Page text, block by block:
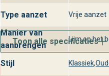
Type aanzet Vrije aanzet
Manier van
aanbrengen
Lijm op het
Stijl Klassiek,
Toon alle specificaties